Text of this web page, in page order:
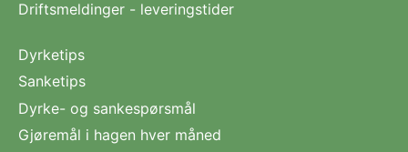
Driftsmeldinger - leveringstider
Dyrketips
Sanketips
Dyrke- og sankespørsmål
Gjøremål i hagen hver måned